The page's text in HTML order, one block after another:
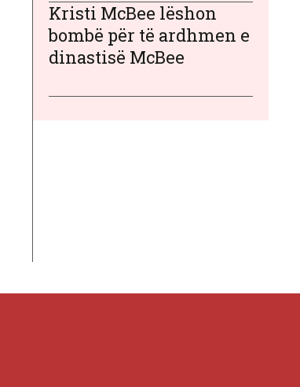
Kristi McBee lëshon
bombë për të ardhmen e
dinastisë McBee